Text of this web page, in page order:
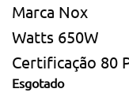
Marca Nox
Watts 650W
Certificação 80
Esgotado